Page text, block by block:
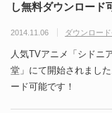
し無料ダウンロード
2014.11.06 ダウンロー
人気TVアニメ「シドニ
堂」にて開始されまし
ード可能です！